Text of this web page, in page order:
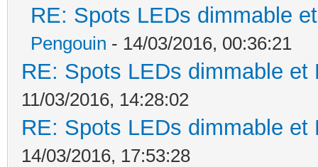
RE: Spots LEDs dimmable
Pengouin - 14/03/2016, 00:36:21
RE: Spots LEDs dimmable
11/03/2016, 14:28:02
RE: Spots LEDs dimmable
14/03/2016, 17:53:28